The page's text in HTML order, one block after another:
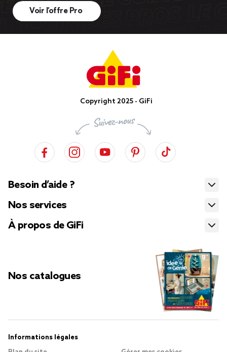
Voir l’offre Pro
Copyright 2025 - GiFi
Besoin d’aide ?
Nos services
À propos de GiFi
Nos catalogues
Informations légales